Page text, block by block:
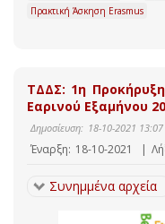
Πρακτική Άσκηση Erasmus
ΤΔΔΣ: 1η
Εαρινού Εξαμήνου
Δημοσίευση: 18-10-2021 13:07
Έναρξη: 18-10-2021 |
Συνημμένα αρχεία